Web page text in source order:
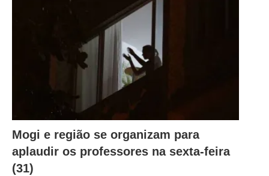
Mogi e região se organizam para
aplaudir os professores na sexta-feira
(31)